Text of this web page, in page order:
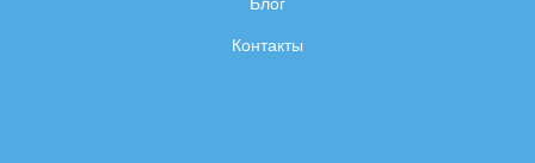
Блог
Контакты